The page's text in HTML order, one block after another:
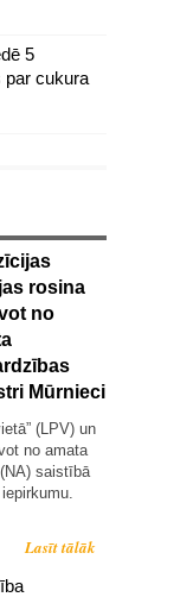
5
par cukura
rosina
no
Mūrnieci
(LPV) un
no amata
saistībā
Lasīt tālāk